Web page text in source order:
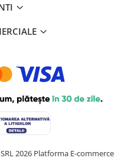
2026 Platforma E-commerce